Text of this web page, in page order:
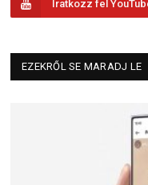
Iratkozz fel
EZEKRŐL SE MARADJ LE